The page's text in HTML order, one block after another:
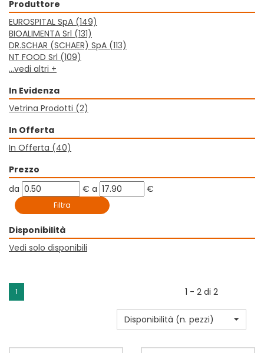
Produttore
EUROSPITAL SpA (149)
BIOALIMENTA Srl (131)
DR.SCHAR (SCHAER) SpA (113)
NT FOOD Srl (109)
...vedi altri +
In Evidenza
Vetrina Prodotti (2)
In Offerta
In Offerta (40)
Prezzo
filtra
da
da € filtra
a
a €
Disponibilità
Vedi solo disponibili
1 1 - 2 di 2
Disponibilità (n. pezzi)